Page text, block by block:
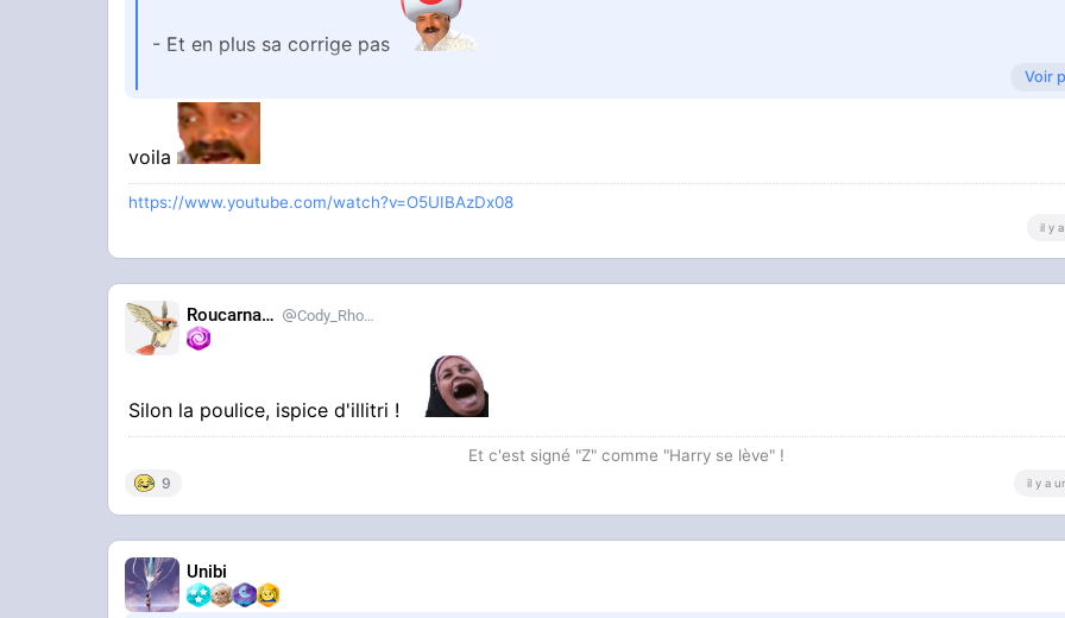
- Et en plus sa corrige pas
- Plus rien m'étonne ici
Voir
voila
https://www.youtube.com/watch?v=O5UIBAzDx08
il y
Roucarnage Cody_Rhodes
Silon la poulice, ispice d'illitri !
Et c'est signé "Z" comme "Harry se lève" !
9 il y a
Unibi